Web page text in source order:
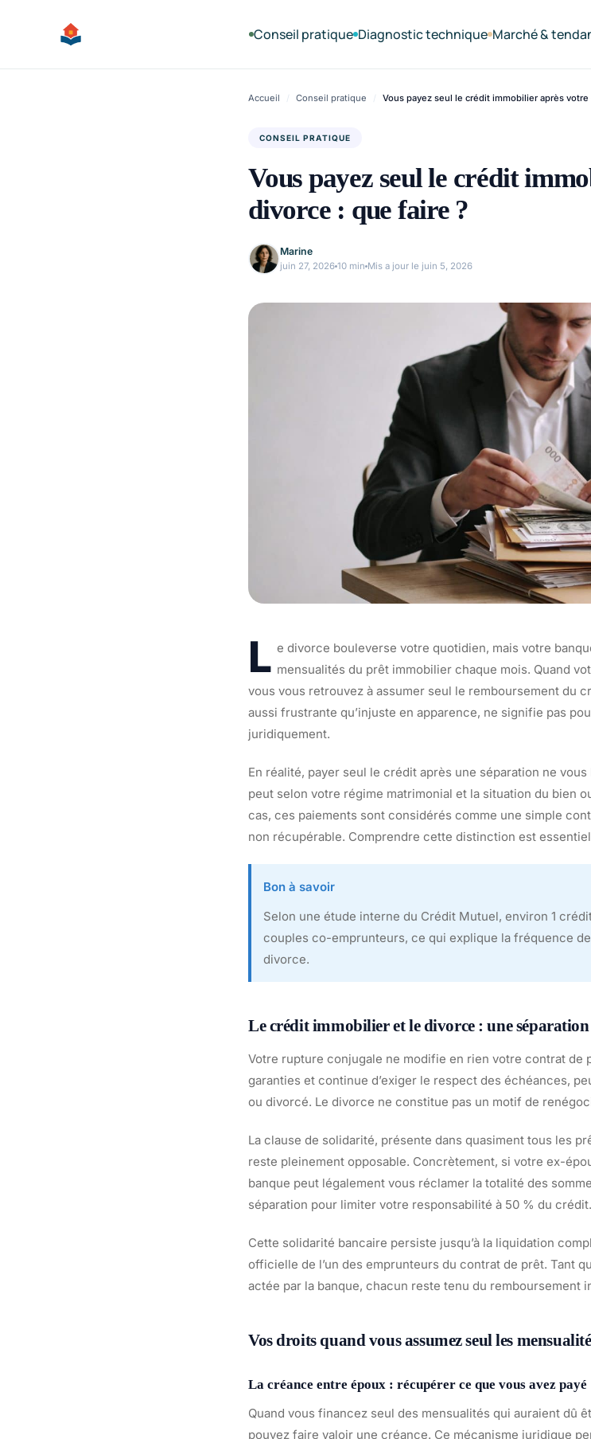
Conseil pratique Diagnostic technique Marché &
Accueil / Conseil pratique / Vous payez seul le crédit immobilier après
CONSEIL PRATIQUE
Vous payez seul le crédit
divorce : que faire ?
Marine
juin 27, 2026 10 min Mis a jour le juin 5, 2026
L e divorce bouleverse votre quotidien, mais votre
mensualités du prêt immobilier chaque mois. Quand
vous vous retrouvez à assumer seul le remboursement du
aussi frustrante qu’injuste en apparence, ne signifie pas
juridiquement.
En réalité, payer seul le crédit après une séparation ne
peut selon votre régime matrimonial et la situation du bien
cas, ces paiements sont considérés comme une simple
non récupérable. Comprendre cette distinction est
Bon à savoir
Selon une étude interne du Crédit Mutuel, environ 1
couples co-emprunteurs, ce qui explique la fréquence
divorce.
Le crédit immobilier et le divorce : une
Votre rupture conjugale ne modifie en rien votre contrat de
garanties et continue d’exiger le respect des échéances,
ou divorcé. Le divorce ne constitue pas un motif de
La clause de solidarité, présente dans quasiment tous les
reste pleinement opposable. Concrètement, si votre ex-
banque peut légalement vous réclamer la totalité des
séparation pour limiter votre responsabilité à 50 % du crédit.
Cette solidarité bancaire persiste jusqu’à la liquidation
officielle de l’un des emprunteurs du contrat de prêt. Tant
actée par la banque, chacun reste tenu du remboursement
Vos droits quand vous assumez seul les
La créance entre époux : récupérer ce que vous avez payé
Quand vous financez seul des mensualités qui auraient dû
pouvez faire valoir une créance. Ce mécanisme juridique